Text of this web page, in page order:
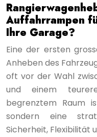
Auffahrrampen
Ihre Garage?
Eine der ersten
Anheben des
oft vor der Wahl
und einem
begrenztem Raum
sondern eine
Sicherheit, Flexibilität